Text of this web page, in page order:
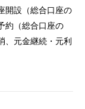
開設（総合口座の
約（総合口座の
、元金継続・元利